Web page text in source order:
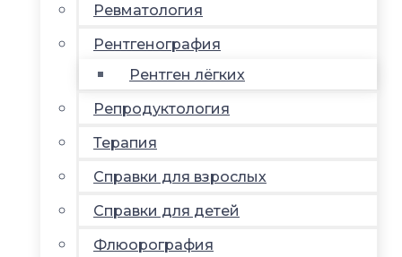
Ревматология
Рентгенография
Рентген лёгких
Репродуктология
Терапия
Справки для взрослых
Справки для детей
Флюорография